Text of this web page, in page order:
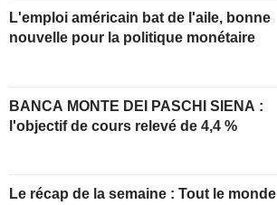
L'emploi américain bat de l'aile, bonne
nouvelle pour la politique monétaire
BANCA MONTE DEI PASCHI SIENA :
l'objectif de cours relevé de 4,4 %
Le récap de la semaine : Tout le monde